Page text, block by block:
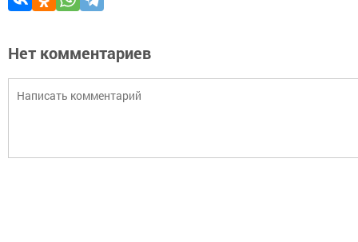
Нет комментариев